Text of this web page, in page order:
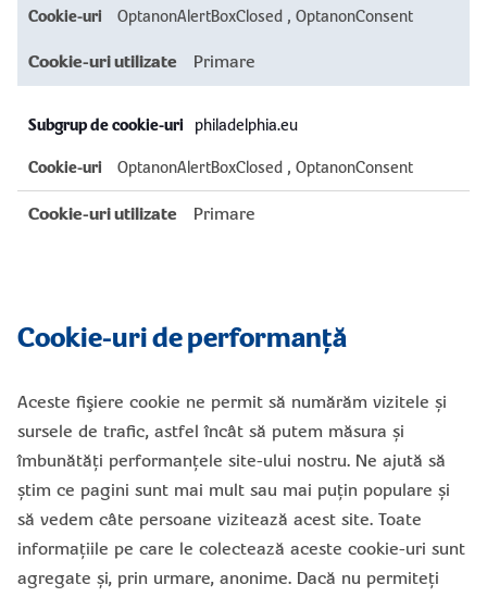
necesare
OptanonAlertBoxClosed , OptanonConsent
Primare
philadelphia.eu
OptanonAlertBoxClosed , OptanonConsent
Primare
Cookie-uri de performanță
Aceste fişiere cookie ne permit să numărăm vizitele și
sursele de trafic, astfel încât să putem măsura și
îmbunătăți performanțele site-ului nostru. Ne ajută să
știm ce pagini sunt mai mult sau mai puțin populare și
să vedem câte persoane vizitează acest site. Toate
informațiile pe care le colectează aceste cookie-uri sunt
agregate și, prin urmare, anonime. Dacă nu permiteţi